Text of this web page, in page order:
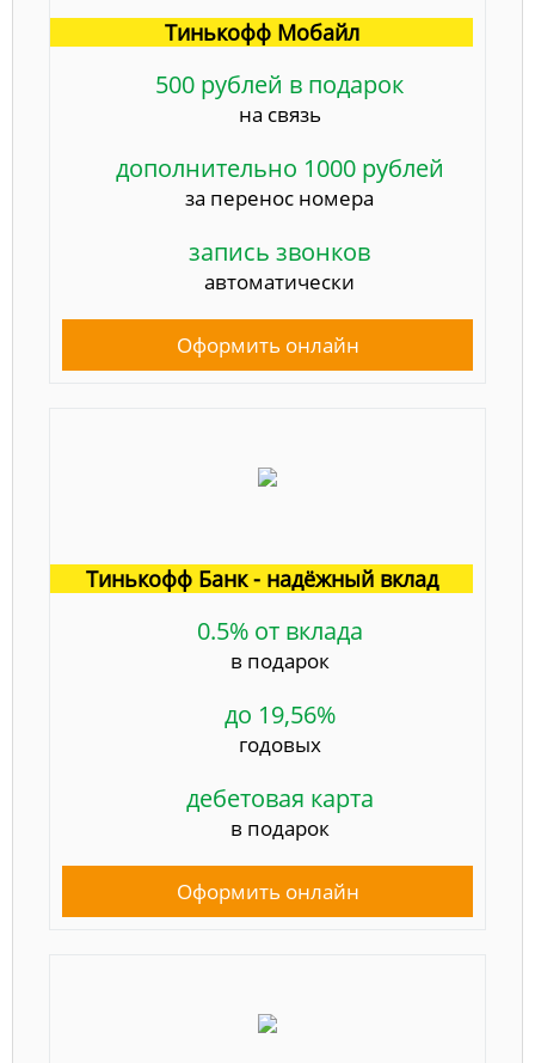
Тинькофф Мобайл
500 рублей в подарок
на связь
дополнительно 1000 рублей
за перенос номера
запись звонков
автоматически
Оформить онлайн
Тинькофф Банк - надёжный вклад
0.5% от вклада
в подарок
до 19,56%
годовых
дебетовая карта
в подарок
Оформить онлайн